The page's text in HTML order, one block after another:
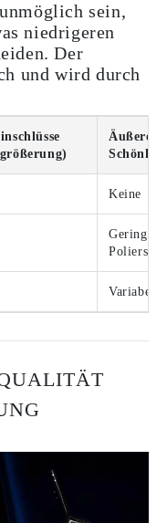
sein,
niedrigeren
Der
und wird durch
Äußere
Keine
Variabel